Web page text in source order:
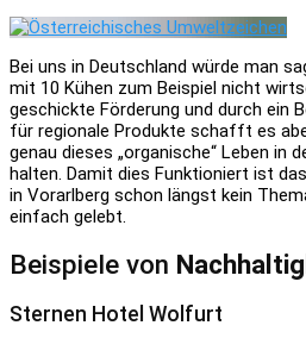
Bei uns in Deutschland würde man
mit 10 Kühen zum Beispiel nicht
geschickte Förderung und durch ein
für regionale Produkte schafft es
genau dieses „organische“ Leben in
halten. Damit dies Funktioniert ist
in Vorarlberg schon längst kein
einfach gelebt.
Beispiele von
Sternen Hotel Wolfurt